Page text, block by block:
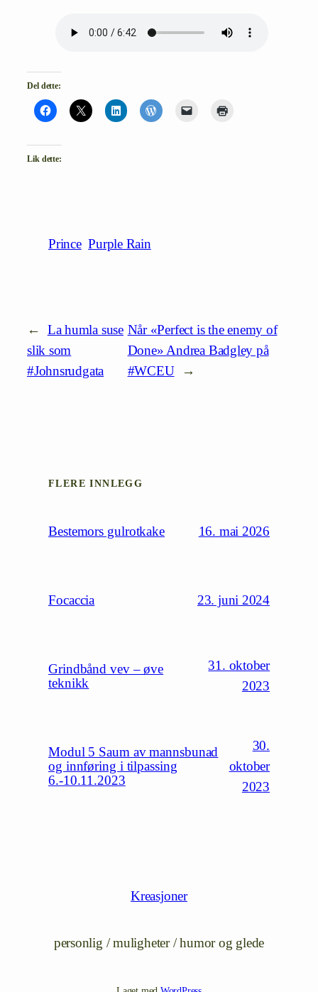
Del dette:
Lik dette:
Prince Purple Rain
←
La humla suse
slik som
#Johnsrudgata
Når «Perfect is the enemy of
Done» Andrea Badgley på
#WCEU
→
FLERE INNLEGG
Bestemors gulrotkake 16. mai 2026
Focaccia 23. juni 2024
Grindbånd vev – øve
teknikk
31. oktober
2023
Modul 5 Saum av mannsbunad
og innføring i tilpassing
6.-10.11.2023
30.
oktober
2023
Kreasjoner
personlig / muligheter / humor og glede